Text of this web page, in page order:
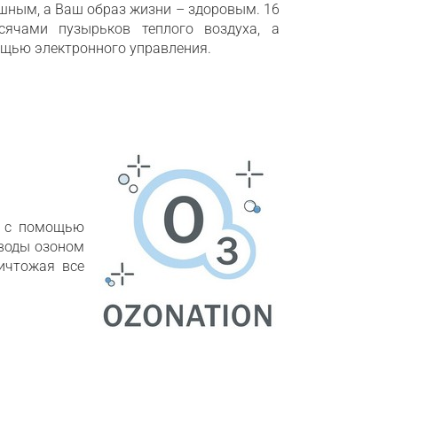
а Ваш образ жизни – здоровым. 16
пузырьков теплого воздуха, а
электронного управления.
с помощью
озоном
все